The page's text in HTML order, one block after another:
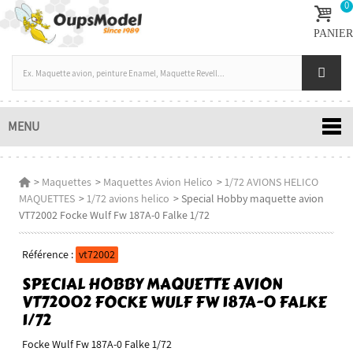
0
PANIER
MENU
> Maquettes > Maquettes Avion Helico >1/72 AVIONS HELICO
MAQUETTES >1/72 avions helico > Special Hobby maquette avion
VT72002 Focke Wulf Fw 187A-0 Falke 1/72
Référence : vt72002
SPECIAL HOBBY MAQUETTE AVION
VT72002 FOCKE WULF FW 187A-0 FALKE
1/72
Focke Wulf Fw 187A-0 Falke 1/72